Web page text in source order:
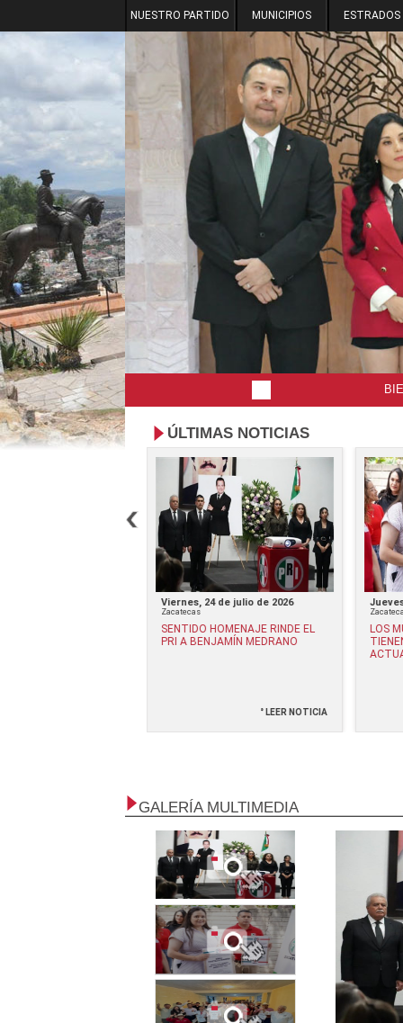
NUESTRO PARTIDO MUNICIPIOS ESTRADOS
ÚLTIMAS NOTICIAS
Viernes, 24 de julio de 2026
Zacatecas
SENTIDO HOMENAJE RINDE EL
PRI A BENJAMÍN MEDRANO
° LEER NOTICIA
LOS
GALERÍA MULTIMEDIA